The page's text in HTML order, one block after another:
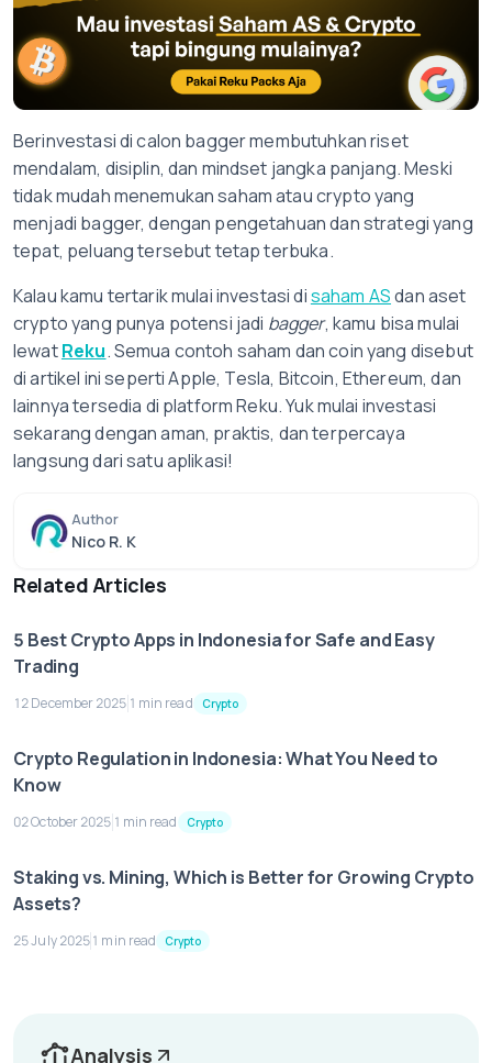
Berinvestasi di calon bagger membutuhkan riset
mendalam, disiplin, dan mindset jangka panjang. Meski
tidak mudah menemukan saham atau crypto yang
menjadi bagger, dengan pengetahuan dan strategi yang
tepat, peluang tersebut tetap terbuka.
Kalau kamu tertarik mulai investasi disaham ASdan aset
crypto yang punya potensi jadi bagger, kamu bisa mulai
lewatReku. Semua contoh saham dan coin yang disebut
di artikel ini seperti Apple, Tesla, Bitcoin, Ethereum, dan
lainnya tersedia di platform Reku. Yuk mulai investasi
sekarang dengan aman, praktis, dan terpercaya
langsung dari satu aplikasi!
Author
Nico R. K
Related Articles
5 Best Crypto Apps in Indonesia for Safe and Easy
Trading
12 December 2025 1 min read Crypto
Crypto Regulation in Indonesia: What You Need to
Know
02 October 2025 1 min read Crypto
Staking vs. Mining, Which is Better for Growing Crypto
Assets?
25 July 20251 min read Crypto
Analysis